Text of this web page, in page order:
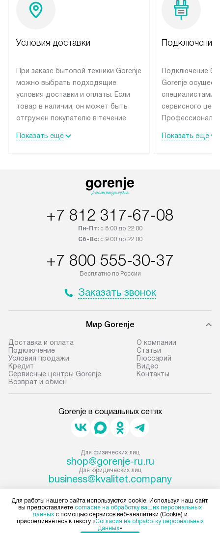
Условия доставки
При заказе бытовой техники Gorenje
можно выбрать подходящие
условия доставки и оплаты. Если
товар в наличии, он может быть
отгружен покупателю в течение
лейблом доставляется бесплатно
Возможна доставка товаров по
Показать ещё
Подключение
Подключение
Gorenje
специалистами
сервисного
эксплуатации
Показать ещё
+7 812 317-67-08
Пн-Пт:с 8:00 до 22:00
Сб-Вс:с 9:00 до 22:00
+7 800 555-30-37
Бесплатно по России
Заказать звонок
Мир Gorenje
Доставка и оплата
Подключение
Условия продажи
Кредит
Сервисные центры Gorenje
Возврат и обмен
О компании
Cтатьи
Глоссарий
Видео
Контакты
Gorenje в социальных сетях
Для физических лиц
shop@gorenje-ru.ru
Для юридических лиц
business@kvalitet.company
НАПИСАТЬ РУКОВОДСТВУ
Политика конфиденциальности
Для работы нашего сайта используются cookie. Используя наш сайт,
вы предоставляете согласие на обработку ваших персональных
данных с помощью сервисов веб-аналитики (Cookie) и
присоединяетесь к тексту «Согласия на обработку персональных
данных»